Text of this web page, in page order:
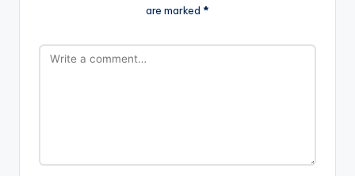
are marked *